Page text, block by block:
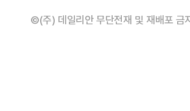
©(주) 데일리안 무단전재 및 재배포 금